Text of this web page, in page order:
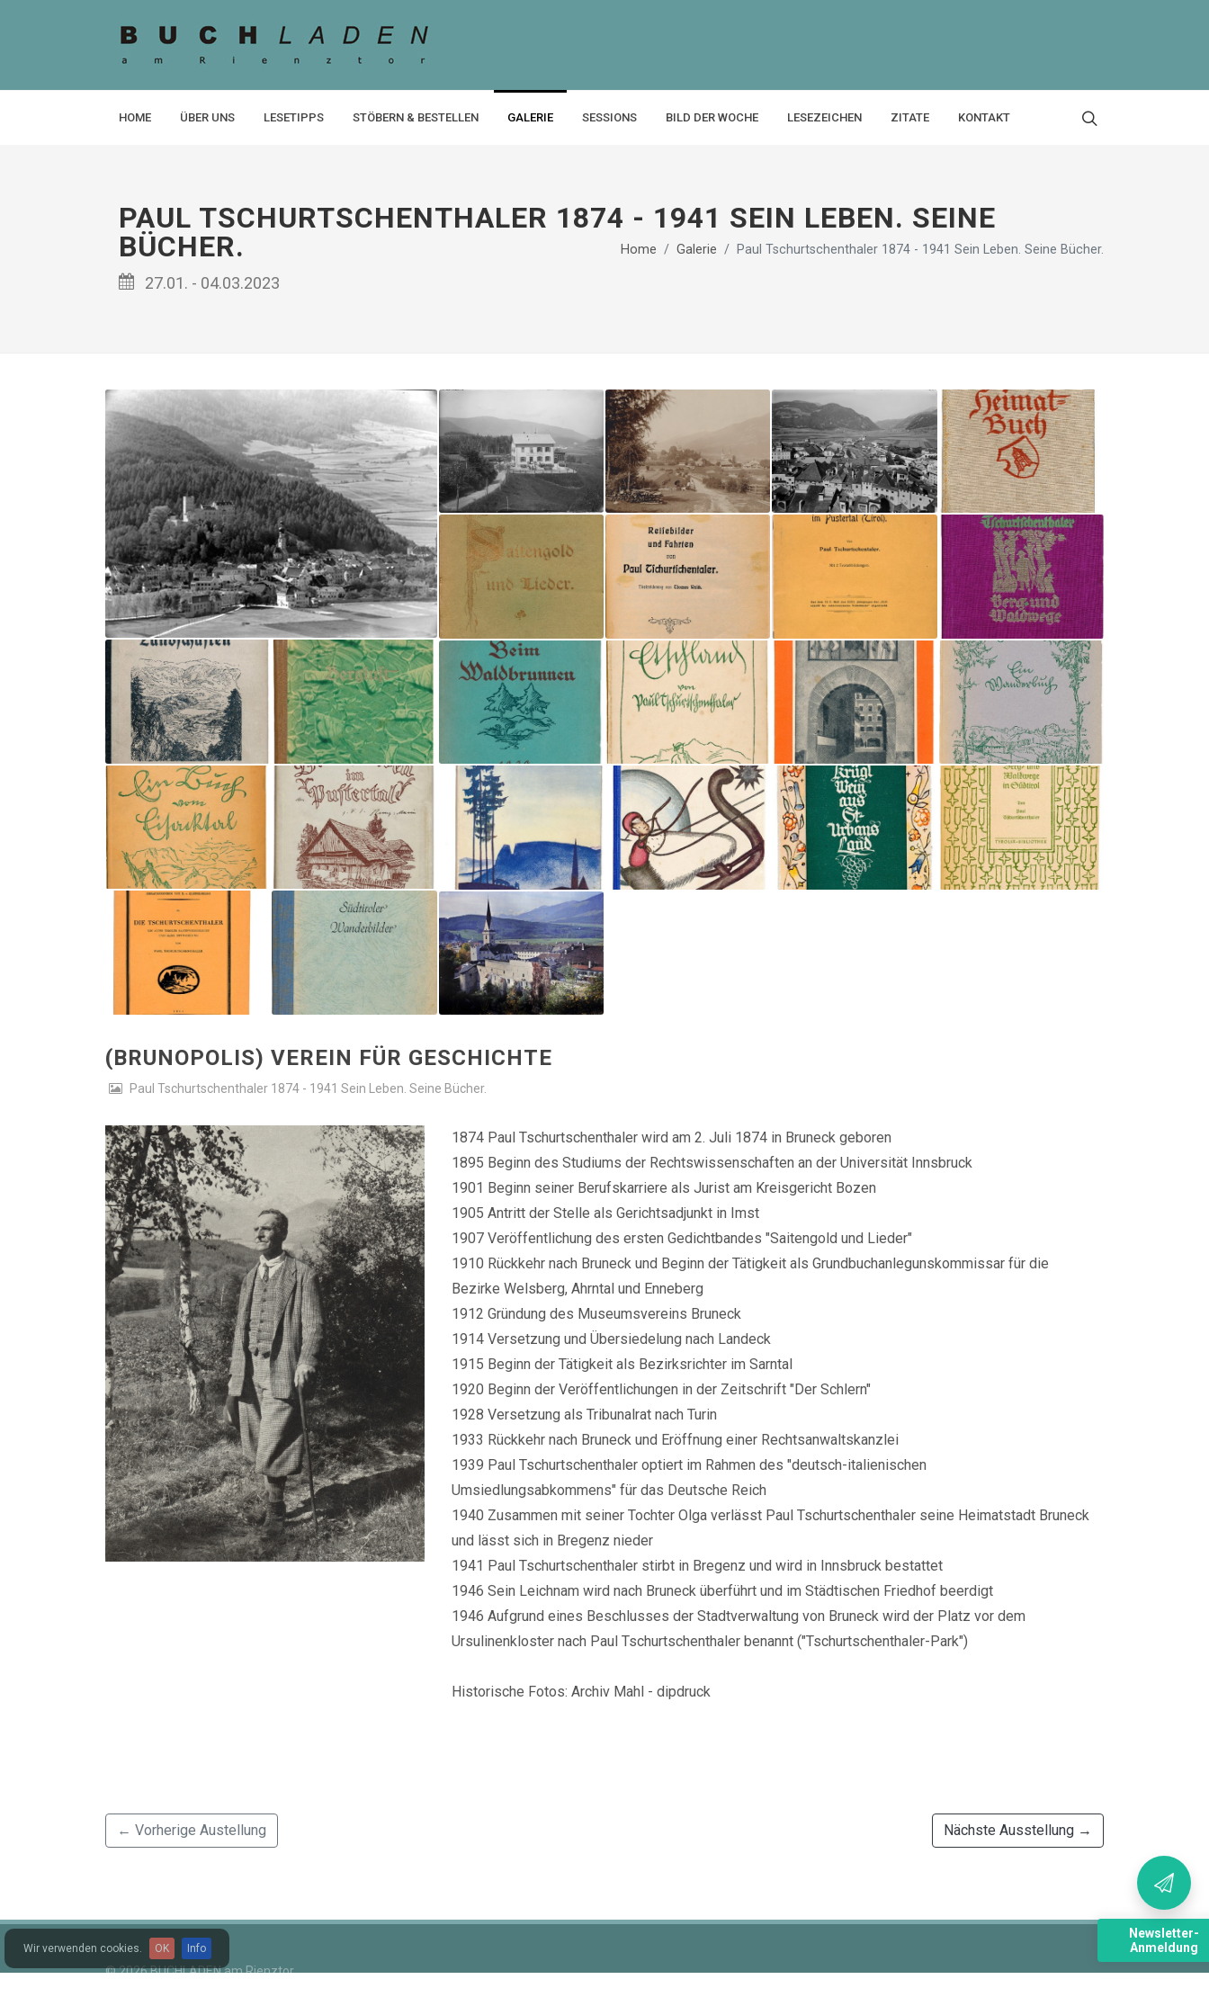
Wir verwenden cookies. OK Info
HOME ÜBER UNS LESETIPPS STÖBERN & BESTELLEN GALERIE SESSIONS BILD DER WOCHE LESEZEICHEN ZITATE KONTAKT
PAUL TSCHURTSCHENTHALER 1874 - 1941 SEIN LEBEN. SEINE
BÜCHER.
27.01. - 04.03.2023
Home Galerie Paul Tschurtschenthaler 1874 - 1941 Sein Leben. Seine Bücher.
(BRUNOPOLIS) VEREIN FÜR GESCHICHTE
Paul Tschurtschenthaler 1874 - 1941 Sein Leben. Seine Bücher.
1874 Paul Tschurtschenthaler wird am 2. Juli 1874 in Bruneck geboren
1895 Beginn des Studiums der Rechtswissenschaften an der Universität Innsbruck
1901 Beginn seiner Berufskarriere als Jurist am Kreisgericht Bozen
1905 Antritt der Stelle als Gerichtsadjunkt in Imst
1907 Veröffentlichung des ersten Gedichtbandes "Saitengold und Lieder"
1910 Rückkehr nach Bruneck und Beginn der Tätigkeit als Grundbuchanlegunskommissar für die
Bezirke Welsberg, Ahrntal und Enneberg
1912 Gründung des Museumsvereins Bruneck
1914 Versetzung und Übersiedelung nach Landeck
1915 Beginn der Tätigkeit als Bezirksrichter im Sarntal
1920 Beginn der Veröffentlichungen in der Zeitschrift "Der Schlern"
1928 Versetzung als Tribunalrat nach Turin
1933 Rückkehr nach Bruneck und Eröffnung einer Rechtsanwaltskanzlei
1939 Paul Tschurtschenthaler optiert im Rahmen des "deutsch-italienischen
Umsiedlungsabkommens" für das Deutsche Reich
1940 Zusammen mit seiner Tochter Olga verlässt Paul Tschurtschenthaler seine Heimatstadt Bruneck
und lässt sich in Bregenz nieder
1941 Paul Tschurtschenthaler stirbt in Bregenz und wird in Innsbruck bestattet
1946 Sein Leichnam wird nach Bruneck überführt und im Städtischen Friedhof beerdigt
1946 Aufgrund eines Beschlusses der Stadtverwaltung von Bruneck wird der Platz vor dem
Ursulinenkloster nach Paul Tschurtschenthaler benannt ("Tschurtschenthaler-Park")
Historische Fotos: Archiv Mahl - dipdruck
← Vorherige Austellung Nächste Ausstellung →
Newsletter-
Anmeldung
© 2026 BUCHLADEN am Rienztor